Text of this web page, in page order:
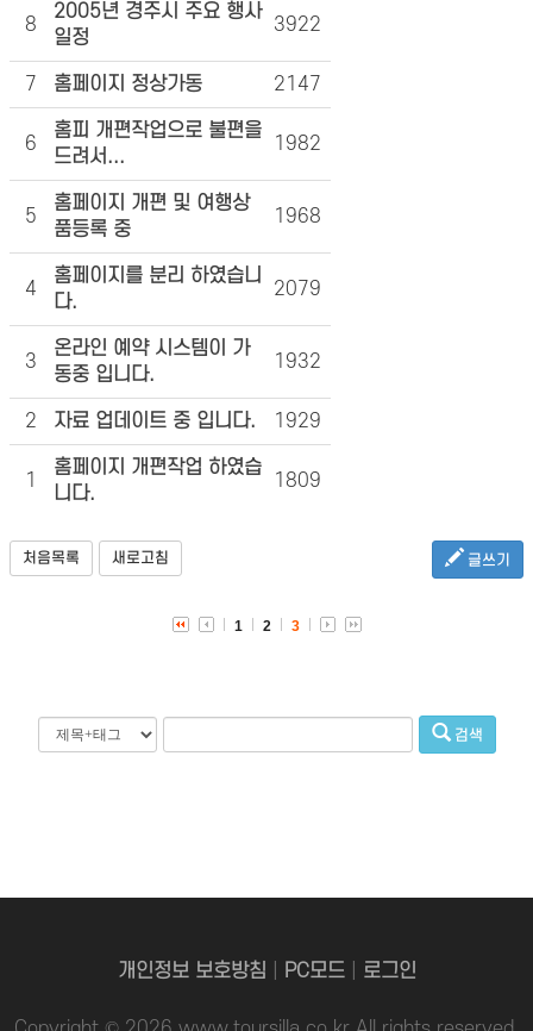
8
2005년 경주시 주요 행사
일정
3922
7 홈페이지 정상가동 2147
6
홈피 개편작업으로 불편을
드려서...
1982
5
홈페이지 개편 및 여행상
품등록 중
1968
4
홈페이지를 분리 하였습니
다.
2079
3
온라인 예약 시스템이 가
동중 입니다.
1932
2 자료 업데이트 중 입니다. 1929
1
홈페이지 개편작업 하였습
니다.
1809
처음목록 새로고침 글쓰기
1 2 3
검색
개인정보 보호방침 PC모드| 로그인